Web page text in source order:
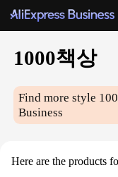
1000책상
Find more style
Business
Here are the products